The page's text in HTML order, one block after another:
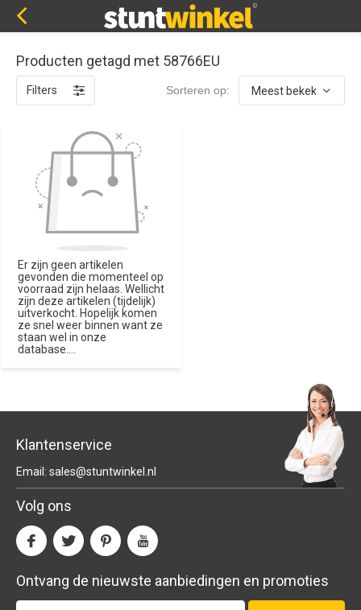
Producten getagd met 58766EU
Filters Sorteren op:
Er zijn geen artikelen
gevonden die momenteel op
voorraad zijn helaas. Wellicht
zijn deze artikelen (tijdelijk)
uitverkocht. Hopelijk komen
ze snel weer binnen want ze
staan wel in onze
database....
Klantenservice
Email: sales@stuntwinkel.nl
Volg ons
Ontvang de nieuwste aanbiedingen en promoties